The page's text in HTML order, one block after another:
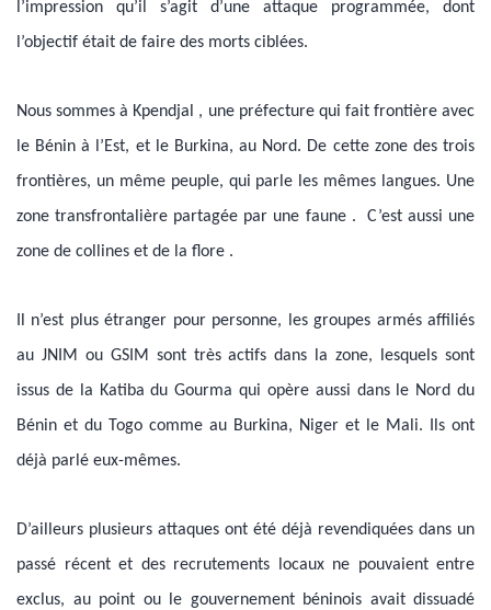
l’impression qu’il s’agit d’une attaque programmée, dont
l’objectif était de faire des morts ciblées.
Nous sommes à Kpendjal , une préfecture qui fait frontière avec
le Bénin à l’Est, et le Burkina, au Nord. De cette zone des trois
frontières, un même peuple, qui parle les mêmes langues. Une
zone transfrontalière partagée par une faune . C’est aussi une
zone de collines et de la flore .
Il n’est plus étranger pour personne, les groupes armés affiliés
au JNIM ou GSIM sont très actifs dans la zone, lesquels sont
issus de la Katiba du Gourma qui opère aussi dans le Nord du
Bénin et du Togo comme au Burkina, Niger et le Mali. Ils ont
déjà parlé eux-mêmes.
D’ailleurs plusieurs attaques ont été déjà revendiquées dans un
passé récent et des recrutements locaux ne pouvaient entre
exclus, au point ou le gouvernement béninois avait dissuadé